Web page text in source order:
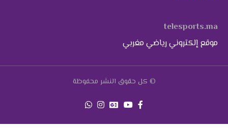
telesports.ma
موقع إلكتروني رياضي مغربي
© كل حقوق النشر محفوظة